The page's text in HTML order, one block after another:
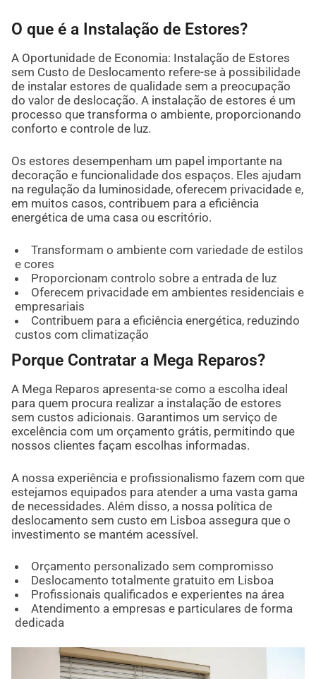
O que é a Instalação de Estores?
A Oportunidade de Economia: Instalação de Estores
sem Custo de Deslocamento refere-se à possibilidade
de instalar estores de qualidade sem a preocupação
do valor de deslocação. A instalação de estores é um
processo que transforma o ambiente, proporcionando
conforto e controle de luz.
Os estores desempenham um papel importante na
decoração e funcionalidade dos espaços. Eles ajudam
na regulação da luminosidade, oferecem privacidade e,
em muitos casos, contribuem para a eficiência
energética de uma casa ou escritório.
Transformam o ambiente com variedade de estilos
e cores
Proporcionam controlo sobre a entrada de luz
Oferecem privacidade em ambientes residenciais e
empresariais
Contribuem para a eficiência energética, reduzindo
custos com climatização
Porque Contratar a Mega Reparos?
A Mega Reparos apresenta-se como a escolha ideal
para quem procura realizar a instalação de estores
sem custos adicionais. Garantimos um serviço de
excelência com um orçamento grátis, permitindo que
nossos clientes façam escolhas informadas.
A nossa experiência e profissionalismo fazem com que
estejamos equipados para atender a uma vasta gama
de necessidades. Além disso, a nossa política de
deslocamento sem custo em Lisboa assegura que o
investimento se mantém acessível.
Orçamento personalizado sem compromisso
Deslocamento totalmente gratuito em Lisboa
Profissionais qualificados e experientes na área
Atendimento a empresas e particulares de forma
dedicada